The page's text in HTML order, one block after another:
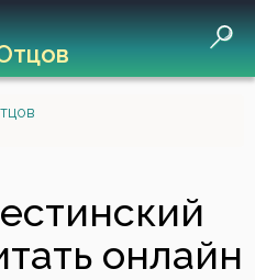
онлайн